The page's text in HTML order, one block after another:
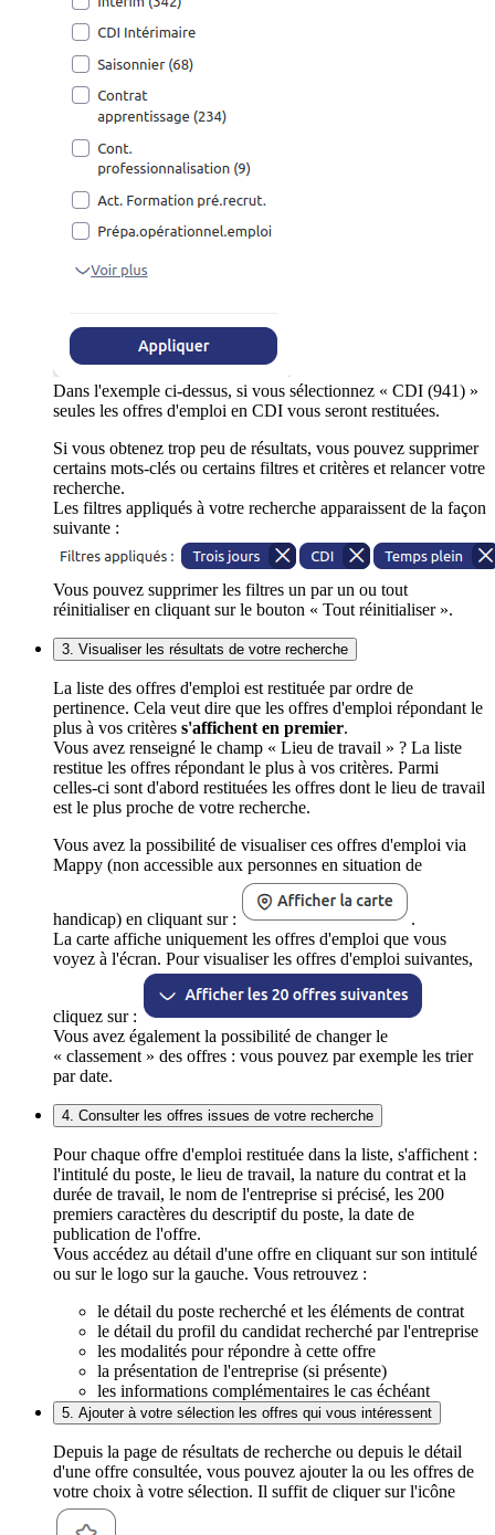
Dans l'exemple ci-dessus, si vous sélectionnez « CDI (941) »
seules les offres d'emploi en CDI vous seront restituées.
Si vous obtenez trop peu de résultats, vous pouvez supprimer
certains mots-clés ou certains filtres et critères et relancer votre
recherche.
Les filtres appliqués à votre recherche apparaissent de la façon
suivante :
Vous pouvez supprimer les filtres un par un ou tout
réinitialiser en cliquant sur le bouton « Tout réinitialiser ».
3. Visualiser les résultats de votre recherche
La liste des offres d'emploi est restituée par ordre de
pertinence. Cela veut dire que les offres d'emploi répondant le
plus à vos critères s'affichent en premier.
Vous avez renseigné le champ « Lieu de travail » ? La liste
restitue les offres répondant le plus à vos critères. Parmi
celles-ci sont d'abord restituées les offres dont le lieu de travail
est le plus proche de votre recherche.
Vous avez la possibilité de visualiser ces offres d'emploi via
Mappy (non accessible aux personnes en situation de
handicap) en cliquant sur :
.
La carte affiche uniquement les offres d'emploi que vous
voyez à l'écran. Pour visualiser les offres d'emploi suivantes,
cliquez sur :
Vous avez également la possibilité de changer le
« classement » des offres : vous pouvez par exemple les trier
par date.
4. Consulter les offres issues de votre recherche
Pour chaque offre d'emploi restituée dans la liste, s'affichent :
l'intitulé du poste, le lieu de travail, la nature du contrat et la
durée de travail, le nom de l'entreprise si précisé, les 200
premiers caractères du descriptif du poste, la date de
publication de l'offre.
Vous accédez au détail d'une offre en cliquant sur son intitulé
ou sur le logo sur la gauche. Vous retrouvez :
le détail du poste recherché et les éléments de contrat
le détail du profil du candidat recherché par l'entreprise
les modalités pour répondre à cette offre
la présentation de l'entreprise (si présente)
les informations complémentaires le cas échéant
5. Ajouter à votre sélection les offres qui vous intéressent
Depuis la page de résultats de recherche ou depuis le détail
d'une offre consultée, vous pouvez ajouter la ou les offres de
votre choix à votre sélection. Il suffit de cliquer sur l'icône